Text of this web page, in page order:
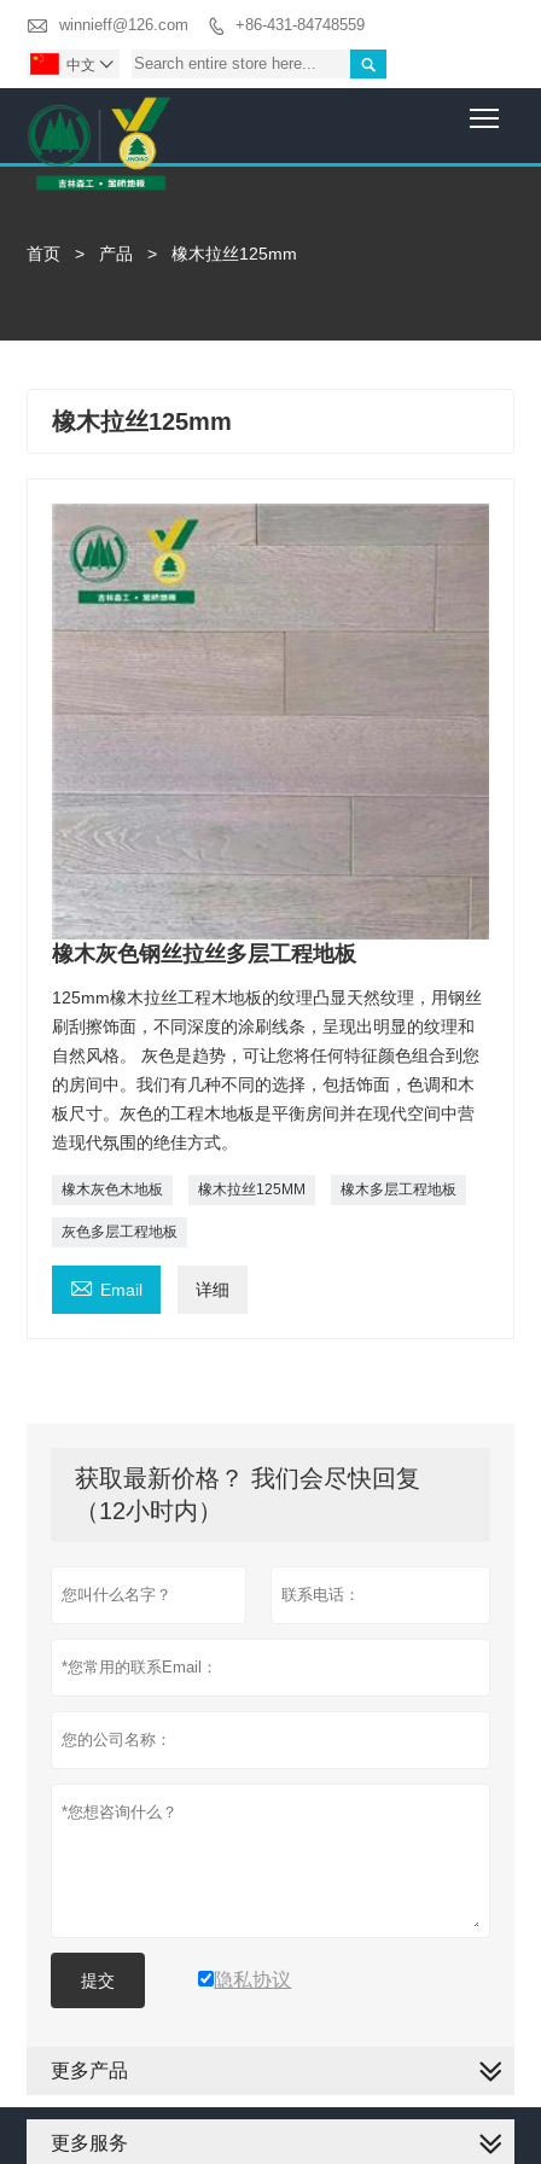
 winnieff@126.com  +86-431-84748559

中文 
首页 > 产品 > 橡木拉丝125mm
橡木拉丝125mm
橡木灰色钢丝拉丝多层工程地板
125mm橡木拉丝工程木地板的纹理凸显天然纹理，用钢丝
刷刮擦饰面，不同深度的涂刷线条，呈现出明显的纹理和
自然风格。 灰色是趋势，可让您将任何特征颜色组合到您
的房间中。我们有几种不同的选择，包括饰面，色调和木
板尺寸。灰色的工程木地板是平衡房间并在现代空间中营
造现代氛围的绝佳方式。
橡木灰色木地板 橡木拉丝125MM 橡木多层工程地板
灰色多层工程地板
 Email 详细
获取最新价格？ 我们会尽快回复
（12小时内）
提交 隐私协议
更多产品
更多服务